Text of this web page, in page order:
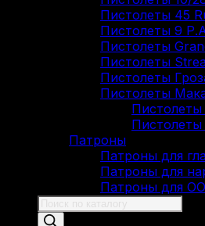
Пистолеты 45
Пистолеты 9
Пистолеты
Пистолеты
Пистолеты
Пистолеты
Пистолеты
Патроны
Патроны для
Патроны для
Патроны для
Поиск
товаров